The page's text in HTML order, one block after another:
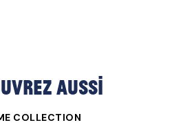
aussi
COLLECTION